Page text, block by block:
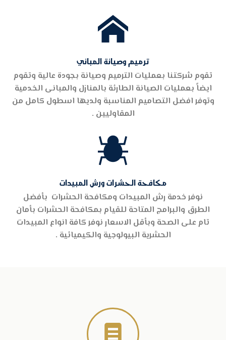

ترميم وصيانة المباني
تقوم شركتنا بعمليات الترميم وصيانة بجودة عالية وتقوم
ايضاً بعمليات الصيانة الطارئة بالمنازل والمبانى الخدمية
وتوفر افضل التصاميم المناسبة ولديها اسطول كامل من
المقاوليين .

مكافحة الحشرات ورش المبيدات
نوفر خدمة رش المبيدات ومكافحة الحشرات بأفضل
الطرق والبرامج المتاحة للقيام بمكافحة الحشرات بأمان
تام على الصحة وبأقل الاسعار نوفر كافة انواع المبيدات
الحشرية البيولوجية والكيميائية .
